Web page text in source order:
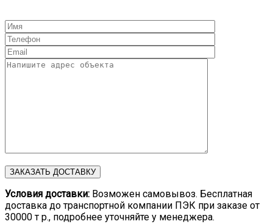
Условия доставки: Возможен самовывоз. Бесплатная
доставка до транспортной компании ПЭК при заказе от
30000 т р., подробнее уточняйте у менеджера.